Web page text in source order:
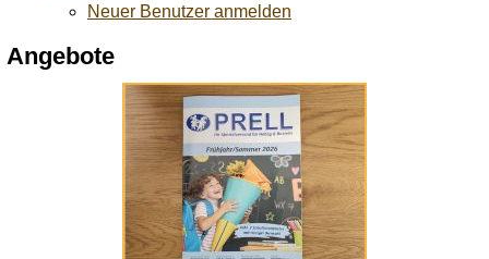
Neuer Benutzer anmelden
Angebote